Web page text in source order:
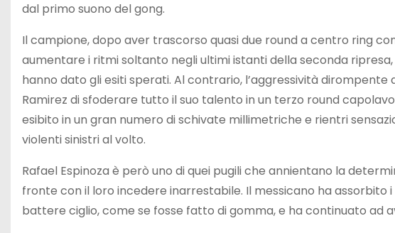
dal primo suono del gong.
Il campione, dopo aver trascorso quasi due round a centro ring
aumentare i ritmi soltanto negli ultimi istanti della seconda
hanno dato gli esiti sperati. Al contrario, l’aggressività dirompente
Ramirez di sfoderare tutto il suo talento in un terzo round
esibito in un gran numero di schivate millimetriche e rientri
violenti sinistri al volto.
Rafael Espinoza è però uno di quei pugili che annientano la
fronte con il loro incedere inarrestabile. Il messicano ha assorbito
battere ciglio, come se fosse fatto di gomma, e ha continuato ad